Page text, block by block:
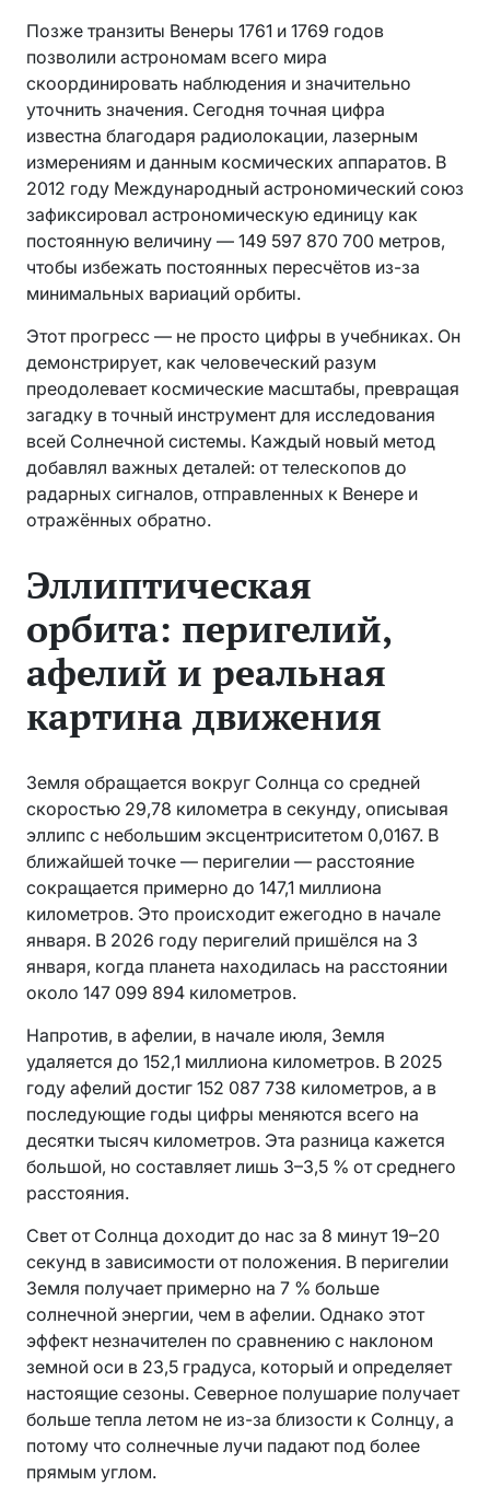
Позже транзиты Венеры 1761 и 1769 годов
позволили астрономам всего мира
скоординировать наблюдения и значительно
уточнить значения. Сегодня точная цифра
известна благодаря радиолокации, лазерным
измерениям и данным космических аппаратов. В
2012 году Международный астрономический союз
зафиксировал астрономическую единицу как
постоянную величину — 149 597 870 700 метров,
чтобы избежать постоянных пересчётов из-за
минимальных вариаций орбиты.
Этот прогресс — не просто цифры в учебниках. Он
демонстрирует, как человеческий разум
преодолевает космические масштабы, превращая
загадку в точный инструмент для исследования
всей Солнечной системы. Каждый новый метод
добавлял важных деталей: от телескопов до
радарных сигналов, отправленных к Венере и
отражённых обратно.
Эллиптическая
орбита: перигелий,
афелий и реальная
картина движения
Земля обращается вокруг Солнца со средней
скоростью 29,78 километра в секунду, описывая
эллипс с небольшим эксцентриситетом 0,0167. В
ближайшей точке — перигелии — расстояние
сокращается примерно до 147,1 миллиона
километров. Это происходит ежегодно в начале
января. В 2026 году перигелий пришёлся на 3
января, когда планета находилась на расстоянии
около 147 099 894 километров.
Напротив, в афелии, в начале июля, Земля
удаляется до 152,1 миллиона километров. В 2025
году афелий достиг 152 087 738 километров, а в
последующие годы цифры меняются всего на
десятки тысяч километров. Эта разница кажется
большой, но составляет лишь 3–3,5 % от среднего
расстояния.
Свет от Солнца доходит до нас за 8 минут 19–20
секунд в зависимости от положения. В перигелии
Земля получает примерно на 7 % больше
солнечной энергии, чем в афелии. Однако этот
эффект незначителен по сравнению с наклоном
земной оси в 23,5 градуса, который и определяет
настоящие сезоны. Северное полушарие получает
больше тепла летом не из-за близости к Солнцу, а
потому что солнечные лучи падают под более
прямым углом.